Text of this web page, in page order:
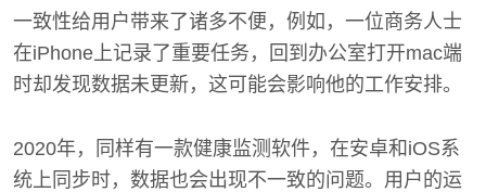
一致性给用户带来了诸多不便，例如，一位商务人士
在iPhone上记录了重要任务，回到办公室打开mac端
时却发现数据未更新，这可能会影响他的工作安排。
2020年，同样有一款健康监测软件，在安卓和iOS系
统上同步时，数据也会出现不一致的问题。用户的运